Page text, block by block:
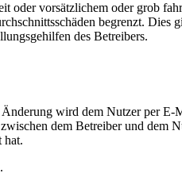
vorsätzlichem oder grob
begrenzt. Dies
des Betreibers.
wird dem Nutzer per E-
dem Betreiber und dem
hat.